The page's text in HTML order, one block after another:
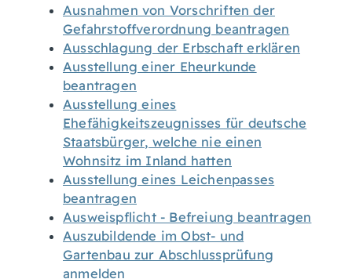
Ausnahmen von Vorschriften der
Gefahrstoffverordnung beantragen
Ausschlagung der Erbschaft erklären
Ausstellung einer Eheurkunde
beantragen
Ausstellung eines
Ehefähigkeitszeugnisses für deutsche
Staatsbürger, welche nie einen
Wohnsitz im Inland hatten
Ausstellung eines Leichenpasses
beantragen
Ausweispflicht - Befreiung beantragen
Auszubildende im Obst- und
Gartenbau zur Abschlussprüfung
anmelden